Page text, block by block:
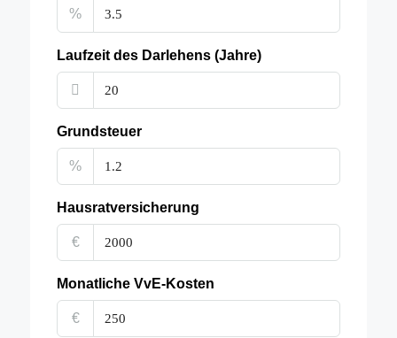
%
Laufzeit des Darlehens (Jahre)
Grundsteuer
%
Hausratversicherung
€
Monatliche VvE-Kosten
€